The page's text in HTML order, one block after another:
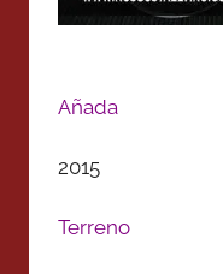
Añada
2015
Terreno